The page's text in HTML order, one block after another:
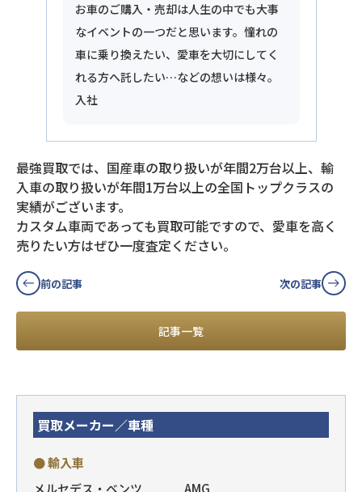
お車のご購入・売却は人生の中でも大事
なイベントの一つだと思います。憧れの
車に乗り換えたい、愛車を大切にしてく
れる方へ託したい…などの想いは様々。
入社
最強買取では、国産車の取り扱いが年間2万台以上、輸
入車の取り扱いが年間1万台以上の全国トップクラスの
実績がございます。
カスタム車両であっても買取可能ですので、愛車を高く
売りたい方はぜひ一度査定ください。
前の記事
記事一覧
次の記事
買取メーカー／車種
● 輸入車
メルセデス・ベンツ
AMG